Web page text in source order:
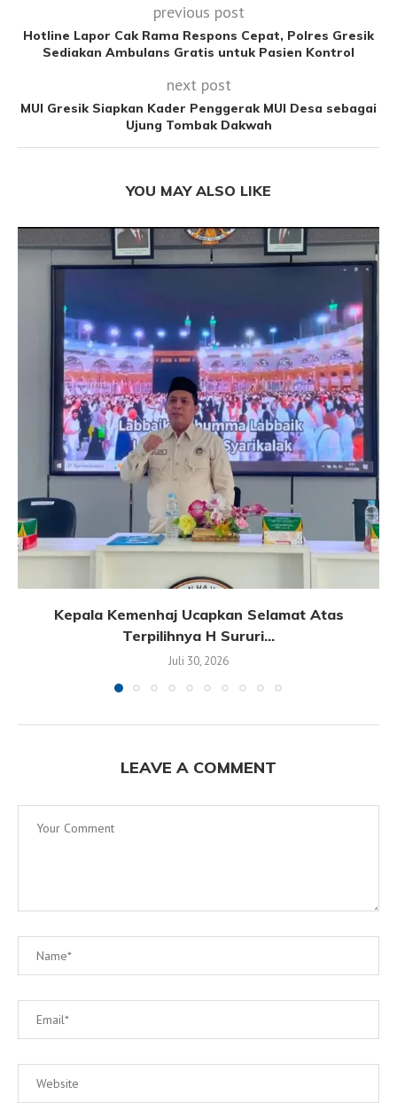
previous post
Hotline Lapor Cak Rama Respons Cepat, Polres Gresik
Sediakan Ambulans Gratis untuk Pasien Kontrol
next post
MUI Gresik Siapkan Kader Penggerak MUI Desa sebagai
Ujung Tombak Dakwah
YOU MAY ALSO LIKE
Kepala Kemenhaj Ucapkan Selamat Atas
Terpilihnya H Sururi...
Juli 30, 2026
LEAVE A COMMENT